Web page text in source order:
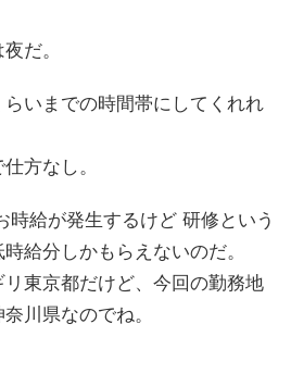
だ。
いまでの時間帯にしてくれれ
方なし。
時給が発生するけど 研修という
給分しかもらえないのだ。
東京都だけど、今回の勤務地
川県なのでね。